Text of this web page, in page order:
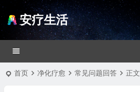
安疗生活
首页 净化疗愈 常见问题回答 正文